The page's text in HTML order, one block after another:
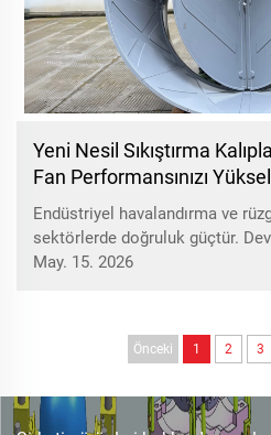
Yeni Nesil Sıkıştırma
Fan Performansınızı
Endüstriyel havalandırma ve
sektörlerde doğruluk güçtür.
Sıkıştırma Kalıplama
May. 15. 2026
Önceki 1 2 3